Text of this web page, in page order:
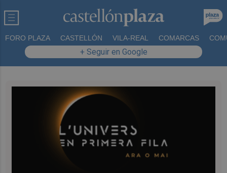
FORO PLAZA CASTELLÓN VILA-REAL COMARCAS
+ Seguir en Google